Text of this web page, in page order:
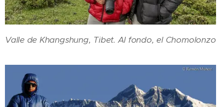
Valle de Khangshung, Tibet. Al fondo, el Chomolonzo